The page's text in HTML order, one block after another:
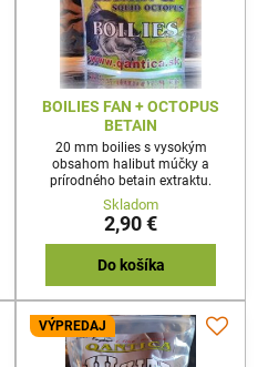
BOILIES FAN + OCTOPUS
BETAIN
20 mm boilies s vysokým
obsahom halibut múčky a
prírodného betain extraktu.
Skladom
2,90 €
Do košíka
VÝPREDAJ